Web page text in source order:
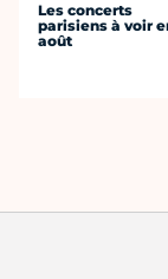
Les concerts
parisiens à voir
août